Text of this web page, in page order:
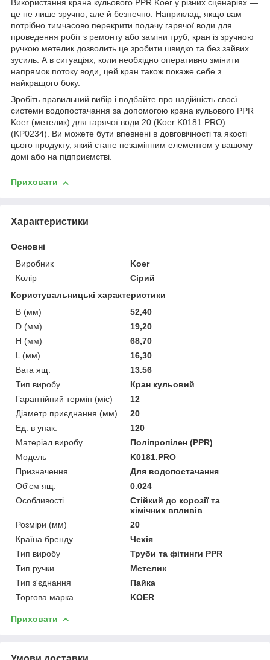
Використання крана кульового PPR Koer у різних сценаріях —
це не лише зручно, але й безпечно. Наприклад, якщо вам
потрібно тимчасово перекрити подачу гарячої води для
проведення робіт з ремонту або заміни труб, кран із зручною
ручкою метелик дозволить це зробити швидко та без зайвих
зусиль. А в ситуаціях, коли необхідно оперативно змінити
напрямок потоку води, цей кран також покаже себе з
найкращого боку.
Зробіть правильний вибір і подбайте про надійність своєї
системи водопостачання за допомогою крана кульового PPR
Koer (метелик) для гарячої води 20 (Koer K0181.PRO)
(KP0234). Ви можете бути впевнені в довговічності та якості
цього продукту, який стане незамінним елементом у вашому
домі або на підприємстві.
Приховати
Характеристики
Основні
Виробник
Koer
Колір
Сірий
Користувальницькі характеристики
B (мм)
52,40
D (мм)
19,20
H (мм)
68,70
L (мм)
16,30
Вага ящ.
13.56
Тип виробу
Кран кульовий
Гарантійний термін (міс)
12
Діаметр приєднання (мм)
20
Ед. в упак.
120
Матеріал виробу
Поліпропілен (PPR)
Мoдель
K0181.PRO
Призначення
Для водопостачання
Об'єм ящ.
0.024
Особливості
Стійкий до корозії та
хімічних впливів
Розміри (мм)
20
Країна бренду
Чехія
Тип виробу
Труби та фітинги PPR
Тип ручки
Метелик
Тип з'єднання
Пайка
Торгова марка
KOER
Приховати